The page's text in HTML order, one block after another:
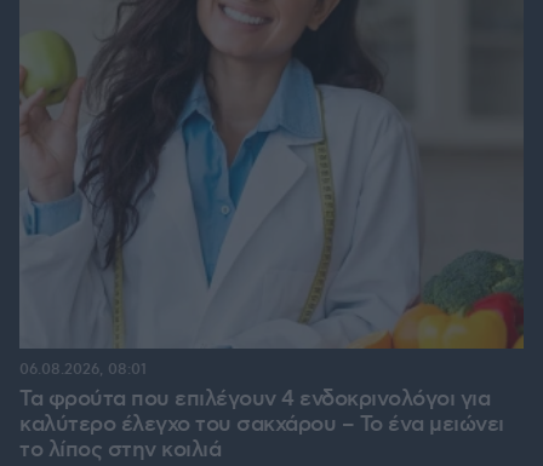
Τα φρούτα που επιλέγουν 4 ενδοκρινολόγοι για
καλύτερο έλεγχο του σακχάρου – Το ένα μειώνει
το λίπος στην κοιλιά
06.08.2026, 08:01